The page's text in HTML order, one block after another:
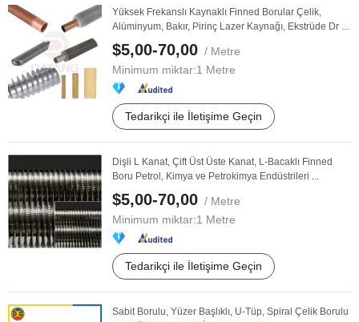
Yüksek Frekanslı Kaynaklı Finned Borular Çelik,
Alüminyum, Bakır, Pirinç Lazer Kaynağı, Ekstrüde Dr ...
$5,00-70,00 / Metre
Minimum miktar:1 Metre
Tedarikçi ile İletişime Geçin
Dişli L Kanat, Çift Üst Üste Kanat, L-Bacaklı Finned
Boru Petrol, Kimya ve Petrokimya Endüstrileri ...
$5,00-70,00 / Metre
Minimum miktar:1 Metre
Tedarikçi ile İletişime Geçin
Sabit Borulu, Yüzer Başlıklı, U-Tüp, Spiral Çelik Borulu